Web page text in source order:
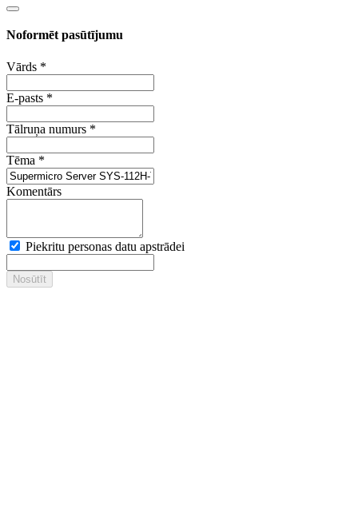
Noformēt pasūtījumu
Vārds *
E-pasts *
Tālruņa numurs *
Tēma *
Komentārs
Piekritu personas datu apstrādei
Nosūtīt